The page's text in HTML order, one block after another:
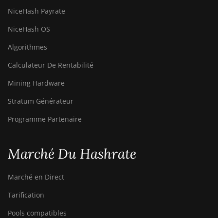
S9
BITMAIN AntMiner
S9i
BITMAIN AntMiner
BITMAIN AntMiner
T17
NiceHash Payrate
NiceHash OS
Algorithmes
Calculateur De Rentabilité
Mining Hardware
Stratum Générateur
Programme Partenaire
Marché Du Hashrate
Marché en Direct
Tarification
Pools compatibles